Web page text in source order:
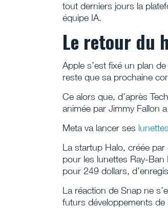
tout derniers jours la
équipe IA.
Le retour du
Apple s’est fixé un plan
reste que sa prochaine
Ce alors que, d’après
animée par Jimmy Fallon
Meta va lancer ses
La startup Halo, créée
pour les lunettes Ray-Ban
pour 249 dollars,
La réaction de Snap ne
futurs développements de